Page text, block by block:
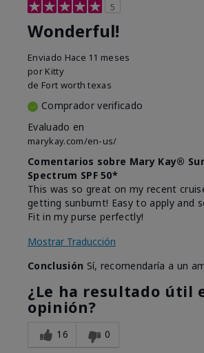
5
Wonderful!
Enviado Hace 11 meses
por Kitty
de Fort worth texas
Comprador verificado
Evaluado en
marykay.com/en-us/
Comentarios sobre Mary Kay®
Spectrum SPF 50*
This was so great on my recent
getting sunburnt! Easy to apply and
Fit in my purse perfectly!
Mostrar Traducción
Conclusión Sí, recomendaría a un
¿Le ha resultado útil
opinión?
16 0